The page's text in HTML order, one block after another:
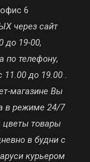
6
через сайт
до 19-00,
по телефону,
11.00 до 19.00 .
магазине Вы
в режиме 24/7
цветы товары
в будни с
курьером